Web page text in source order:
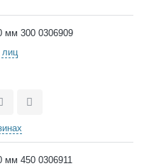
мм 300 0306909
лиц
СравнитьОтложить
мм 450 0306911